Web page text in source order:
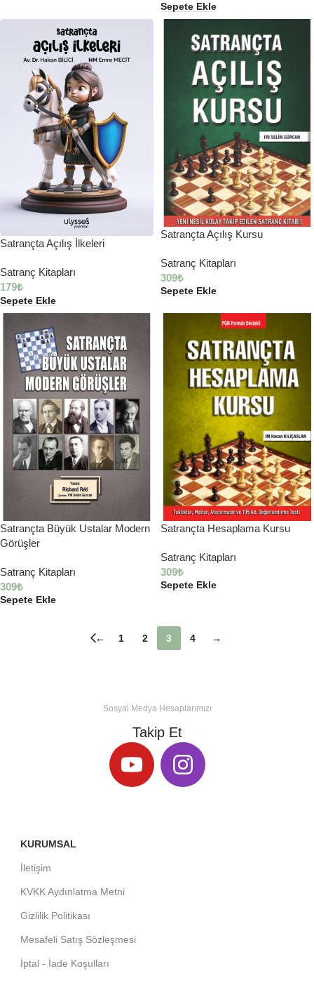
Sepete Ekle
Satrançta Açılış İlkeleri
Satranç Kitapları
179₺
Sepete Ekle
Satrançta Açılış Kursu
Satranç Kitapları
309₺
Sepete Ekle
Satrançta Büyük Ustalar Modern
Görüşler
Satranç Kitapları
309₺
Sepete Ekle
Satrançta Hesaplama Kursu
Satranç Kitapları
309₺
Sepete Ekle
← 1 2 3 4 →
Sosyal Medya Hesaplarımızı
Takip Et
KURUMSAL
İletişim
KVKK Aydınlatma Metni
Gizlilik Politikası
Mesafeli Satış Sözleşmesi
İptal - İade Koşulları